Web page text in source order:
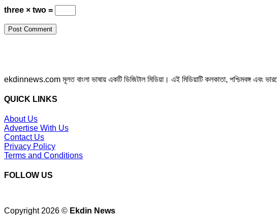
three × two =
ekdinnews.com মূলত বাংলা ভাষায় একটি ডিজিটাল মিডিয়া। এই মিডিয়াটি কলকাতা, পশ্চিমবঙ্গ এবং
QUICK LINKS
About Us
Advertise With Us
Contact Us
Privacy Policy
Terms and Conditions
FOLLOW US
Copyright 2026 © Ekdin News